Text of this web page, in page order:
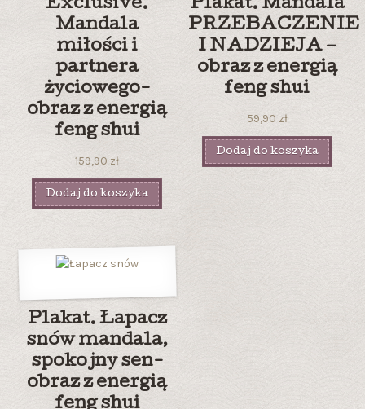
Exclusive.
Mandala
miłości i
partnera
życiowego-
obraz z energią
feng shui
159,90 zł
Dodaj do koszyka
Plakat. Mandala
PRZEBACZENIE
I NADZIEJA –
obraz z energią
feng shui
59,90 zł
Dodaj do koszyka
Plakat. Łapacz
snów mandala,
spokojny sen-
obraz z energią
feng shui